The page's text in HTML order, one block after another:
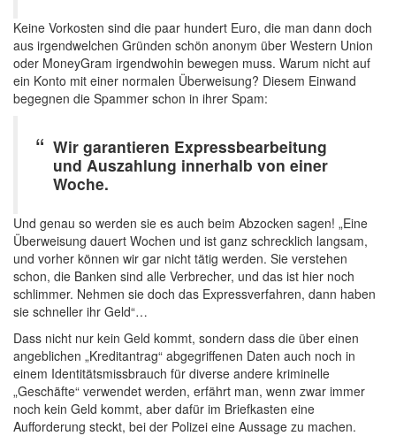
Keine Vorkosten sind die paar hundert Euro, die man dann doch
aus irgendwelchen Gründen schön anonym über Western Union
oder MoneyGram irgendwohin bewegen muss. Warum nicht auf
ein Konto mit einer normalen Überweisung? Diesem Einwand
begegnen die Spammer schon in ihrer Spam:
Wir garantieren Expressbearbeitung
und Auszahlung innerhalb von einer
Woche.
Und genau so werden sie es auch beim Abzocken sagen! „Eine
Überweisung dauert Wochen und ist ganz schrecklich langsam,
und vorher können wir gar nicht tätig werden. Sie verstehen
schon, die Banken sind alle Verbrecher, und das ist hier noch
schlimmer. Nehmen sie doch das Expressverfahren, dann haben
sie schneller ihr Geld“…
Dass nicht nur kein Geld kommt, sondern dass die über einen
angeblichen „Kreditantrag“ abgegriffenen Daten auch noch in
einem Identitätsmissbrauch für diverse andere kriminelle
„Geschäfte“ verwendet werden, erfährt man, wenn zwar immer
noch kein Geld kommt, aber dafür im Briefkasten eine
Aufforderung steckt, bei der Polizei eine Aussage zu machen.